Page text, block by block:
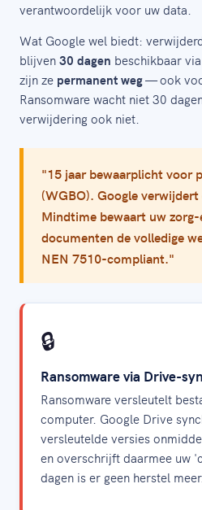
verantwoordelijk voor uw data.
Wat Google wel biedt:
blijven30 dagen beschikbaar
zijn ze permanent weg— ook
Ransomware wacht niet 30
verwijdering ook niet.
"15 jaar bewaarplicht voor
(WGBO). Google
Mindtime bewaart uw
documenten de volledige
NEN 7510-compliant."
🔒
Ransomware via Drive-
Ransomware versleutelt
computer. Google Drive
versleutelde versies
en overschrijft daarmee uw
dagen is er geen herstel